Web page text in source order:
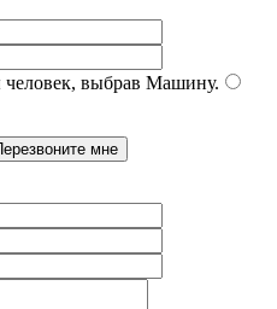
выбрав Машину.